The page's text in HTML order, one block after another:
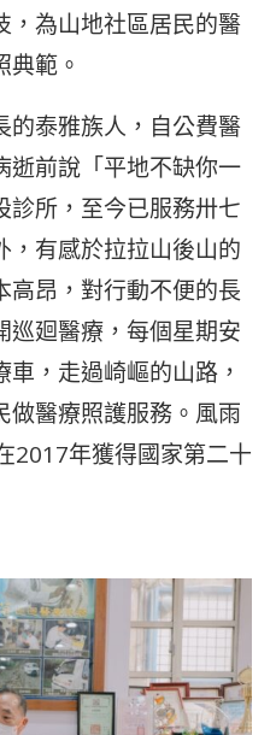
，為山地社區居民的醫
範。
的泰雅族人，自公費醫
逝前說「平地不缺你一
診所，至今已服務卅七
，有感於拉拉山後山的
高昂，對行動不便的長
巡廻醫療，每個星期安
，走過崎嶇的山路，
做醫療照護服務。風雨
2017年獲得國家第二十